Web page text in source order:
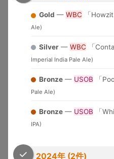
Gold — WBC 「
Ale)
Silver— WBC 「
Imperial India Pale Ale)
Bronze— USOB 「
Pale Ale)
Bronze— USOB 「
IPA)
2024年 (2件)
ル完全ガイド
｜日本クラフト
収録大会一覧（10大
American
Australian Intl